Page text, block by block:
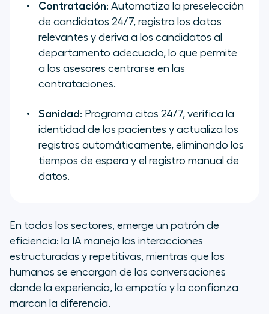
Contratación: Automatiza la preselección
de candidatos 24/7, registra los datos
relevantes y deriva a los candidatos al
departamento adecuado, lo que permite
a los asesores centrarse en las
contrataciones.
Sanidad : Programa citas 24/7, verifica la
identidad de los pacientes y actualiza los
registros automáticamente, eliminando los
tiempos de espera y el registro manual de
datos.
En todos los sectores, emerge un patrón de
eficiencia: la IA maneja las interacciones
estructuradas y repetitivas, mientras que los
humanos se encargan de las conversaciones
donde la experiencia, la empatía y la confianza
marcan la diferencia.